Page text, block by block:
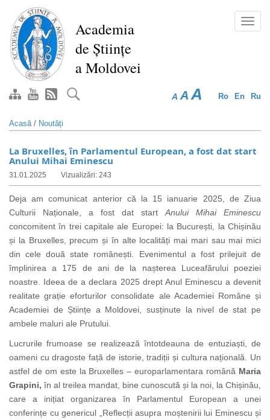
conţinutul
principal
Academia
de Științe
a Moldovei
Ro En Ru
A A A
Acasă/ Noutăți
La Bruxelles, în Parlamentul European, a fost dat start
Anului Mihai Eminescu
31.01.2025 Vizualizări: 243
Deja am comunicat anterior că la 15 ianuarie 2025, de Ziua
Culturii Naționale, a fost dat start Anului Mihai Eminescu
concomitent în trei capitale ale Europei: la București, la Chișinău
și la Bruxelles, precum și în alte localități mai mari sau mai mici
din cele două state românești. Evenimentul a fost prilejuit de
împlinirea a 175 de ani de la nașterea Luceafărului poeziei
noastre. Ideea de a declara 2025 drept Anul Eminescu a devenit
realitate grație eforturilor consolidate ale Academiei Române și
Academiei de Științe a Moldovei, susținute la nivel de stat pe
ambele maluri ale Prutului.
Lucrurile frumoase se realizează întotdeauna de entuziaști, de
oameni cu dragostefață de istorie, tradiții și cultura națională. Un
astfel de om este la Bruxelles – europarlamentara română Maria
Grapini, în al treilea mandat, bine cunoscută și la noi, la Chișinău,
care a inițiat organizarea în Parlamentul European a unei
conferințe cu genericul „Reflecții asupra moștenirii lui Eminescu și